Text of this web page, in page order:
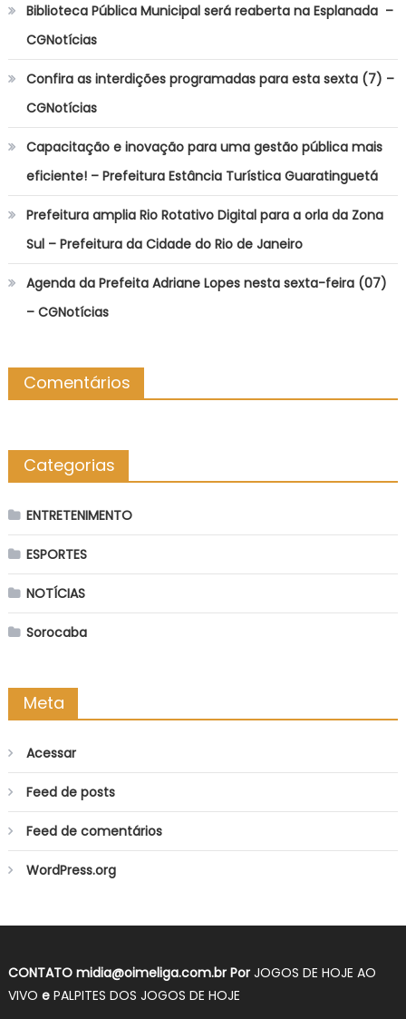
Biblioteca Pública Municipal será reaberta na Esplanada –
CGNotícias
Confira as interdições programadas para esta sexta (7) –
CGNotícias
Capacitação e inovação para uma gestão pública mais
eficiente! – Prefeitura Estância Turística Guaratinguetá
Prefeitura amplia Rio Rotativo Digital para a orla da Zona
Sul – Prefeitura da Cidade do Rio de Janeiro
Agenda da Prefeita Adriane Lopes nesta sexta-feira (07)
– CGNotícias
Comentários
Categorias
ENTRETENIMENTO
ESPORTES
NOTÍCIAS
Sorocaba
Meta
Acessar
Feed de posts
Feed de comentários
WordPress.org
CONTATO midia@oimeliga.com.brPor JOGOS DE HOJE AO
VIVO e PALPITES DOS JOGOS DE HOJE